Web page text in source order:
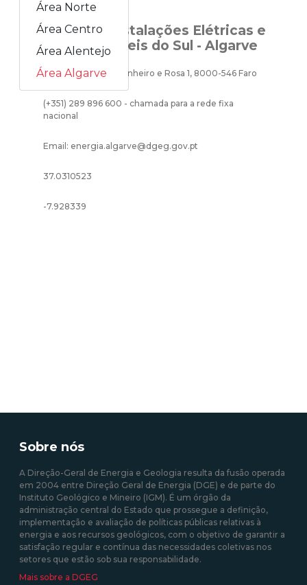
Área Norte
Área Centro
Área Alentejo
Área Algarve
Divisão de Instalações Elétricas e
de Combustíveis do Sul - Algarve
Rua Prof. António Pinheiro e Rosa 1, 8000-546 Faro
(+351) 289 896 600 - chamada para a rede fixa
nacional
Email: energia.algarve@dgeg.gov.pt
37.0310523
-7.928339
Sobre nós
A Direção-Geral de Energia e Geologia resulta da fusão operada
em 2004 entre Direção Geral de Energia (DGE) e de parte do
Instituto Geológico e Mineiro (IGM). É um órgão da
administração central do Estado que prossegue a definição,
implementação e avaliação de políticas públicas relativas à
energia e aos recursos geológicos, com o objetivo de garantir a
satisfação regular e contínua das necessidades coletivas nos
setores que estão sob sua responsabilidade.
Mais sobre a DGEG